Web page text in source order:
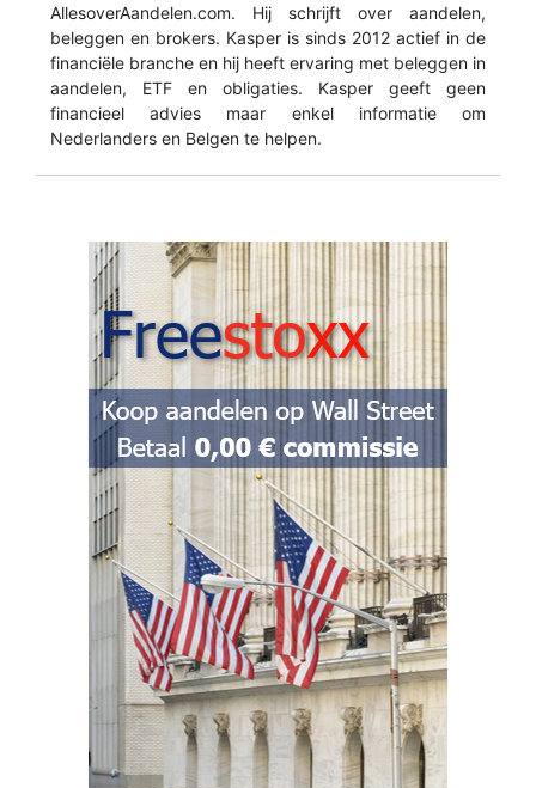
AllesoverAandelen.com. Hij schrijft over aandelen,
beleggen en brokers. Kasper is sinds 2012 actief in de
financiële branche en hij heeft ervaring met beleggen in
aandelen, ETF en obligaties. Kasper geeft geen
financieel advies maar enkel informatie om
Nederlanders en Belgen te helpen.